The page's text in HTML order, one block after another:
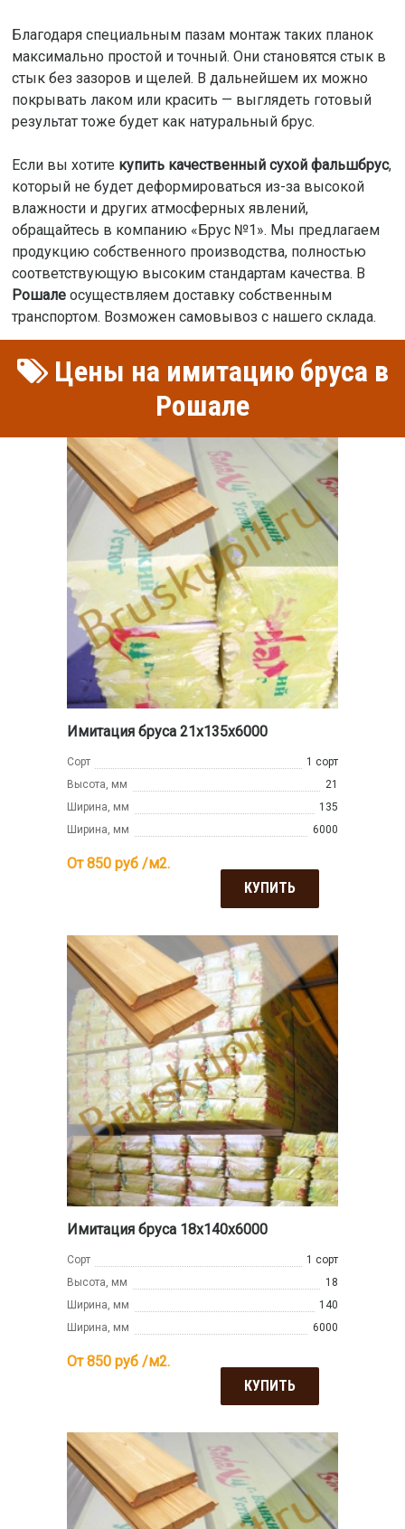
Благодаря специальным пазам монтаж таких планок
максимально простой и точный. Они становятся стык в
стык без зазоров и щелей. В дальнейшем их можно
покрывать лаком или красить — выглядеть готовый
результат тоже будет как натуральный брус.
Если вы хотите купить качественный сухой фальшбрус,
который не будет деформироваться из-за высокой
влажности и других атмосферных явлений,
обращайтесь в компанию «Брус №1». Мы предлагаем
продукцию собственного производства, полностью
соответствующую высоким стандартам качества. В
Рошалеосуществляем доставку собственным
транспортом. Возможен самовывоз с нашего склада.
Цены на имитацию бруса в
Рошале
Имитация бруса 21x135x6000
Сорт
1 сорт
Высота, мм
21
Ширина, мм
135
Ширина, мм
6000
От 850 руб /м2.
КУПИТЬ
Имитация бруса 18x140x6000
Сорт
1 сорт
Высота, мм
18
Ширина, мм
140
Ширина, мм
6000
От 850 руб /м2.
КУПИТЬ